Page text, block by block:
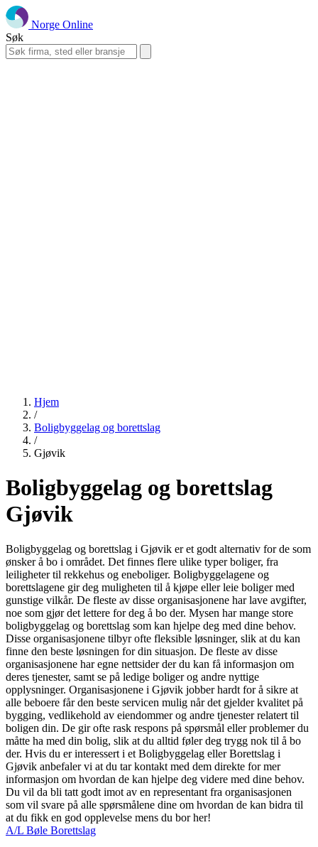
Norge Online
Søk
Hjem
/
Boligbyggelag og borettslag
/
Gjøvik
Boligbyggelag og borettslag
Gjøvik
Boligbyggelag og borettslag i Gjøvik er et godt alternativ for de som
ønsker å bo i området. Det finnes flere ulike typer boliger, fra
leiligheter til rekkehus og eneboliger. Boligbyggelagene og
borettslagene gir deg muligheten til å kjøpe eller leie boliger med
gunstige vilkår. De fleste av disse organisasjonene har lave avgifter,
noe som gjør det lettere for deg å bo der. Mysen har mange store
boligbyggelag og borettslag som kan hjelpe deg med dine behov.
Disse organisasjonene tilbyr ofte fleksible løsninger, slik at du kan
finne den beste løsningen for din situasjon. De fleste av disse
organisasjonene har egne nettsider der du kan få informasjon om
deres tjenester, samt se på ledige boliger og andre nyttige
opplysninger. Organisasjonene i Gjøvik jobber hardt for å sikre at
alle beboere får den beste servicen mulig når det gjelder kvalitet på
bygging, vedlikehold av eiendommer og andre tjenester relatert til
boligen din. De gir ofte rask respons på spørsmål eller problemer du
måtte ha med din bolig, slik at du alltid føler deg trygg nok til å bo
der. Hvis du er interessert i et Boligbyggelag eller Borettslag i
Gjøvik anbefaler vi at du tar kontakt med dem direkte for mer
informasjon om hvordan de kan hjelpe deg videre med dine behov.
Du vil da bli tatt godt imot av en representant fra organisasjonen
som vil svare på alle spørsmålene dine om hvordan de kan bidra til
at du fikk en god opplevelse mens du bor her!
A/L Bøle Borettslag